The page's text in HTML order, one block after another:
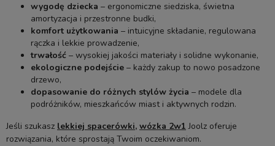
wygodę dziecka – ergonomiczne siedziska, świetna
amortyzacja i przestronne budki,
komfort użytkowania – intuicyjne składanie, regulowana
rączka i lekkie prowadzenie,
trwałość – wysokiej jakości materiały i solidne wykonanie,
ekologiczne podejście – każdy zakup to nowo posadzone
drzewo,
dopasowanie do różnych stylów życia – modele dla
podróżników, mieszkańców miast i aktywnych rodzin.
Jeśli szukasz lekkiej spacerówki, wózka 2w1 Joolz oferuje
rozwiązania, które sprostają Twoim oczekiwaniom.